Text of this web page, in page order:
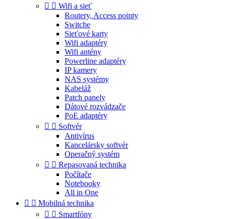
  Wifi a sieť
Routery, Access pointy
Switche
Sieťové karty
Wifi adaptéry
Wifi antény
Powerline adaptéry
IP kamery
NAS systémy
Kabeláž
Patch panely
Dátové rozvádzače
PoE adaptéry
  Softvér
Antivírus
Kancelársky softvér
Operačný systém
  Repasovaná technika
Počítače
Notebooky
All in One
  Mobilná technika
  Smartfóny